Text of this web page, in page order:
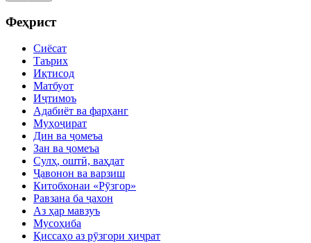
Феҳрист
Сиёсат
Таърих
Иқтисод
Матбуот
Иҷтимоъ
Адабиёт ва фарҳанг
Муҳоҷират
Дин ва ҷомеъа
Зан ва ҷомеъа
Сулҳ, оштӣ, ваҳдат
Ҷавонон ва варзиш
Китобхонаи «Рӯзгор»
Равзана ба ҷахон
Аз ҳар мавзуъ
Мусоҳиба
Қиссаҳо аз рӯзгори ҳиҷрат